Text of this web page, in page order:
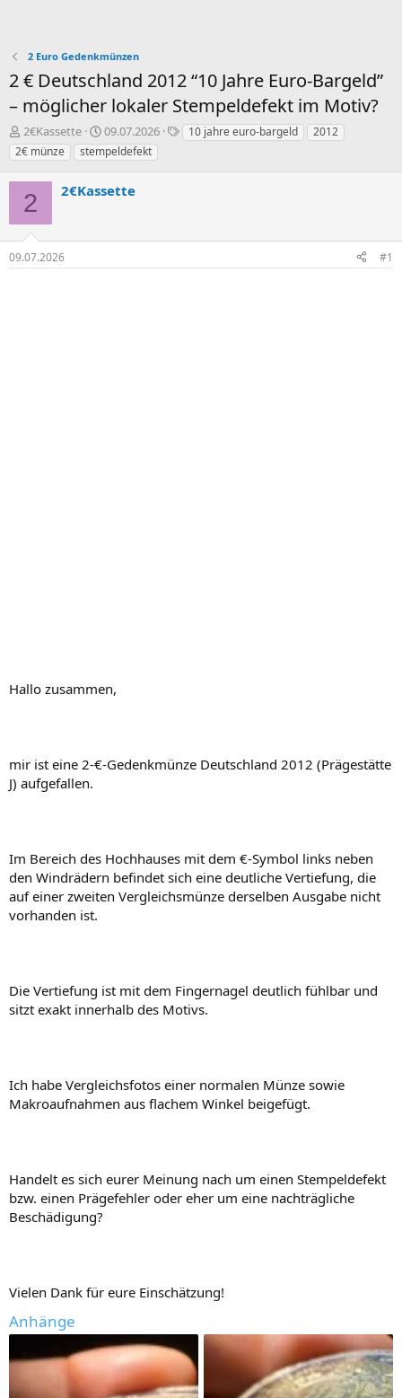
2 Euro Gedenkmünzen
2 € Deutschland 2012 “10 Jahre Euro-Bargeld”
– möglicher lokaler Stempeldefekt im Motiv?
E
r
s
t
e
l
l
e
r
2€Kassette
E
r
s
e
t
09.07.2026
S
o
10 jahre euro-bargeld
2012
2€ münze
stempeldefekt
2 2€Kassette
09.07.2026 #1
Hallo zusammen,
mir ist eine 2-€-Gedenkmünze Deutschland 2012 (Prägestätte
J) aufgefallen.
Im Bereich des Hochhauses mit dem €-Symbol links neben
den Windrädern befindet sich eine deutliche Vertiefung, die
auf einer zweiten Vergleichsmünze derselben Ausgabe nicht
vorhanden ist.
Die Vertiefung ist mit dem Fingernagel deutlich fühlbar und
sitzt exakt innerhalb des Motivs.
Ich habe Vergleichsfotos einer normalen Münze sowie
Makroaufnahmen aus flachem Winkel beigefügt.
Handelt es sich eurer Meinung nach um einen Stempeldefekt
bzw. einen Prägefehler oder eher um eine nachträgliche
Beschädigung?
Vielen Dank für eure Einschätzung!
Anhänge